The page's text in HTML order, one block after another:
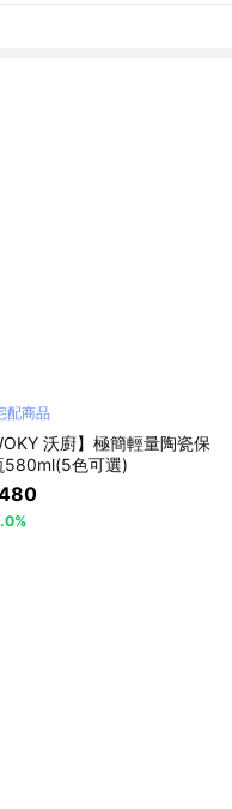
配商品
沃廚】極簡輕量陶瓷保
580ml(5色可選)